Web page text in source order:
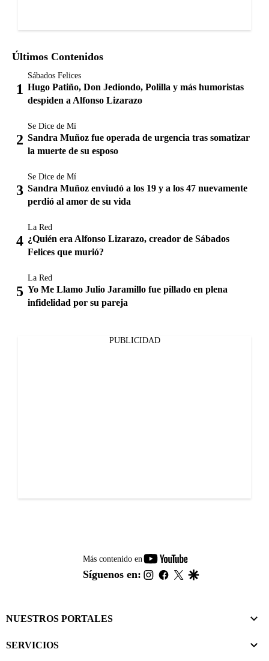
Últimos Contenidos
Sábados Felices
Hugo Patiño, Don Jediondo, Polilla y más humoristas
despiden a Alfonso Lizarazo
Se Dice de Mí
Sandra Muñoz fue operada de urgencia tras somatizar
la muerte de su esposo
Se Dice de Mí
Sandra Muñoz enviudó a los 19 y a los 47 nuevamente
perdió al amor de su vida
La Red
¿Quién era Alfonso Lizarazo, creador de Sábados
Felices que murió?
La Red
Yo Me Llamo Julio Jaramillo fue pillado en plena
infidelidad por su pareja
PUBLICIDAD
Más contenido en
youtube-
footer
Síguenos en: instagram
facebook
twitter
NUESTROS PORTALES
SERVICIOS